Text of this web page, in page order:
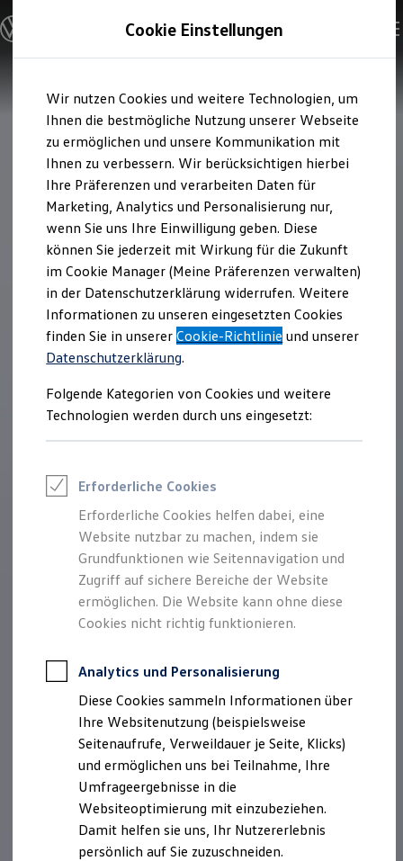
Hauptinhalt
springen
Footer
springen
Modelle und Konfigurator
Konfigurator
Modelle vergleichen
Elektroautos
ENERGY Sondermodelle
Nutzfahrzeuge
SUV und CUV
Familienautos
Kombis
Kompaktwagen
Sportwagen
Schnell verfügbare Fahrzeuge
Angebote und Produkte
Aktuelle Angebote
E-Auto-Förderung
Volkswagen Marktplatz
Die ENERGY Sondermodelle
Junge Gebrauchtwagen und Gebrauchtwagen
Volkswagen Zertifizierte Gebrauchtwagen
Elektromobilität bei Gebrauchtwagen
Saisonangebote
Reifenpakete
Leasing
Leasing-Angebote
Elektroauto Leasing
Kleinwagen-Leasing
Leasing ohne Anzahlung
Finanzierung
Autokredit mit Schlussrate
Versicherungen und Garantien
Kfz-Versicherung
Restschuldversicherungen
Garantien
Professional Class bei Volkswagen
Behörden
Direktkunden
Sonderfahrzeuge
Anpfiff zum Gewinn
Elektromobilität
Elektroautos
ID. Tutorials
Elektrofahrzeugkonzepte
ID. EVERY1
Reichweite
Cookie Einstellungen
Wir nutzen Cookies und weitere Technologien, um
Ihnen die bestmögliche Nutzung unserer Webseite
zu ermöglichen und unsere Kommunikation mit
Ihnen zu verbessern. Wir berücksichtigen hierbei
Ihre Präferenzen und verarbeiten Daten für
Marketing, Analytics und Personalisierung nur,
wenn Sie uns Ihre Einwilligung geben. Diese
können Sie jederzeit mit Wirkung für die Zukunft
im Cookie Manager (Meine Präferenzen verwalten)
in der Datenschutzerklärung widerrufen. Weitere
Informationen zu unseren eingesetzten Cookies
finden Sie in unsererCookie-Richtlinie und unserer
Datenschutzerklärung.
Folgende Kategorien von Cookies und weitere
Technologien werden durch uns eingesetzt:
Erforderliche Cookies
Erforderliche Cookies helfen dabei, eine
Website nutzbar zu machen, indem sie
Grundfunktionen wie Seitennavigation und
Zugriff auf sichere Bereiche der Website
ermöglichen. Die Website kann ohne diese
Cookies nicht richtig funktionieren.
Analytics und Personalisierung
Diese Cookies sammeln Informationen über
Ihre Websitenutzung (beispielsweise
Seitenaufrufe, Verweildauer je Seite, Klicks)
und ermöglichen uns bei Teilnahme, Ihre
Umfrageergebnisse in die
Websiteoptimierung mit einzubeziehen.
Damit helfen sie uns, Ihr Nutzererlebnis
persönlich auf Sie zuzuschneiden.